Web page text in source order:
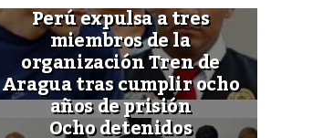
Perú expulsa a tres
miembros de la
organización Tren de
Aragua tras cumplir ocho
años de prisión
Ocho detenidos